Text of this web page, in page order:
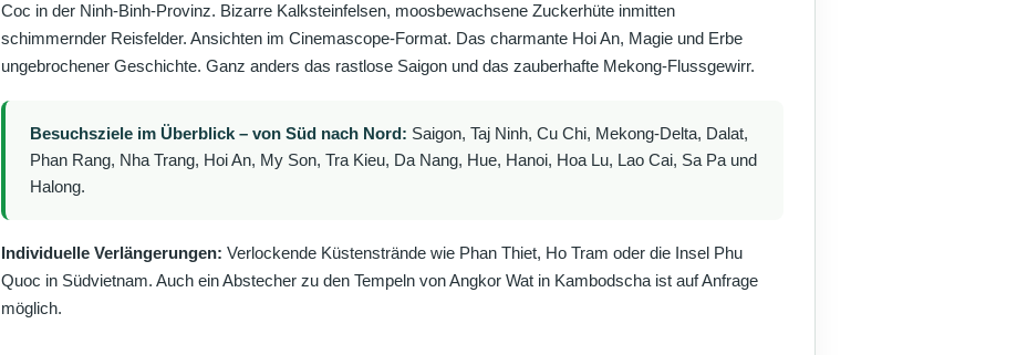
Coc in der Ninh-Binh-Provinz. Bizarre Kalksteinfelsen, moosbewachsene Zuckerhüte inmitten
schimmernder Reisfelder. Ansichten im Cinemascope-Format. Das charmante Hoi An, Magie und Erbe
ungebrochener Geschichte. Ganz anders das rastlose Saigon und das zauberhafte Mekong-Flussgewirr.
Besuchsziele im Überblick – von Süd nach Nord: Saigon, Taj Ninh, Cu Chi, Mekong-Delta, Dalat,
Phan Rang, Nha Trang, Hoi An, My Son, Tra Kieu, Da Nang, Hue, Hanoi, Hoa Lu, Lao Cai, Sa Pa und
Halong.
Individuelle Verlängerungen: Verlockende Küstenstrände wie Phan Thiet, Ho Tram oder die Insel Phu
Quoc in Südvietnam. Auch ein Abstecher zu den Tempeln von Angkor Wat in Kambodscha ist auf Anfrage
möglich.